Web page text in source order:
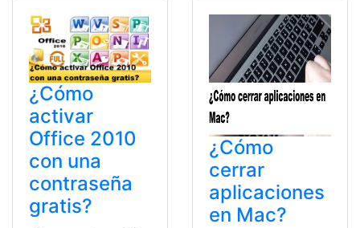
¿Cómo
activar
Office 2010
con una
contraseña
gratis?
¿Cómo
cerrar
aplicaciones
en Mac?